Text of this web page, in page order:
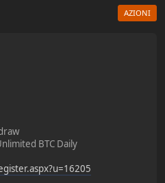
AZIONI
BTC Daily